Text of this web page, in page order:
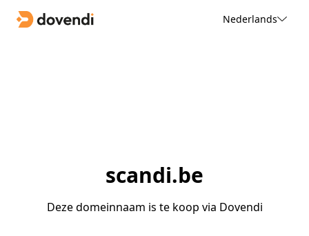
Nederlands
scandi.be
Deze domeinnaam is te koop via Dovendi